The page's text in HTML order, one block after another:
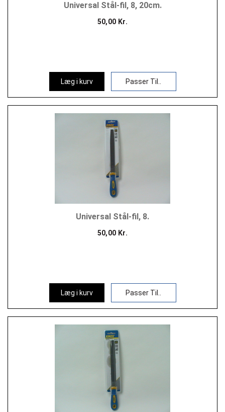
Universal Stål-fil, 8, 20cm.
50,00 Kr.
Læg i kurv Passer Til..
Universal Stål-fil, 8.
50,00 Kr.
Læg i kurv Passer Til..